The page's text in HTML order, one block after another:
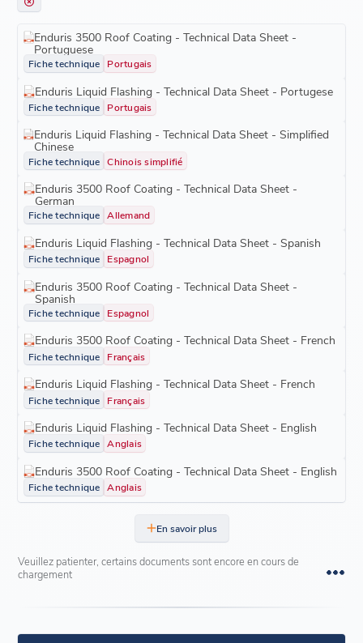
Enduris 3500 Roof Coating - Technical Data Sheet -
Portuguese
Fiche technique Portugais
Enduris Liquid Flashing - Technical Data Sheet - Portugese
Fiche technique Portugais
Enduris Liquid Flashing - Technical Data Sheet - Simplified
Chinese
Fiche technique Chinois simplifié
Enduris 3500 Roof Coating - Technical Data Sheet -
German
Fiche technique Allemand
Enduris Liquid Flashing - Technical Data Sheet - Spanish
Fiche technique Espagnol
Enduris 3500 Roof Coating - Technical Data Sheet -
Spanish
Fiche technique Espagnol
Enduris 3500 Roof Coating - Technical Data Sheet - French
Fiche technique Français
Enduris Liquid Flashing - Technical Data Sheet - French
Fiche technique Français
Enduris Liquid Flashing - Technical Data Sheet - English
Fiche technique Anglais
Enduris 3500 Roof Coating - Technical Data Sheet - English
Fiche technique Anglais
En savoir plus
Veuillez patienter, certains documents sont encore en cours de
chargement